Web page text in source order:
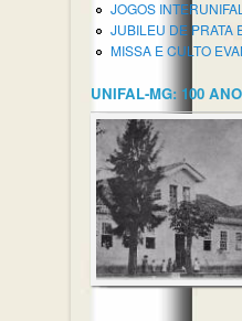
JOGOS INTERUNIFAL
JUBILEU DE PRATA
MISSA E CULTO
UNIFAL-MG: 100